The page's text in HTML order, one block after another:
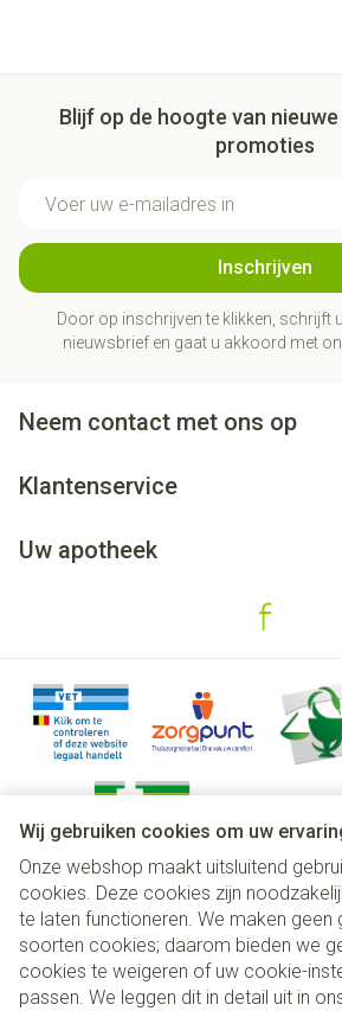
Wij gebruiken cookies om uw
Onze webshop maakt uitsluitend
cookies. Deze cookies zijn
te laten functioneren. We maken geen
soorten cookies; daarom bieden we
cookies te weigeren of uw cookie-
passen. We leggen dit in detail uit in
Blijf op de hoogte van
promoties
Inschrijven
Door op inschrijven te klikken, schrijft
nieuwsbrief en gaat u akkoord met
Neem contact met ons op
Klantenservice
Uw apotheek
Juridische links